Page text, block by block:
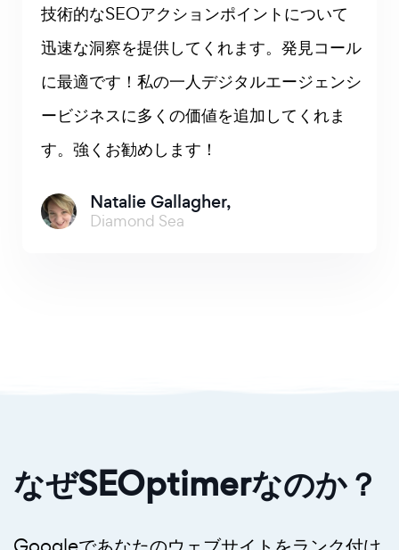
技術的なSEOアクションポイントについて
迅速な洞察を提供してくれます。発見コール
に最適です！私の一人デジタルエージェンシ
ービジネスに多くの価値を追加してくれま
す。強くお勧めします！
Natalie Gallagher,
Diamond Sea
なぜSEOptimerなのか？